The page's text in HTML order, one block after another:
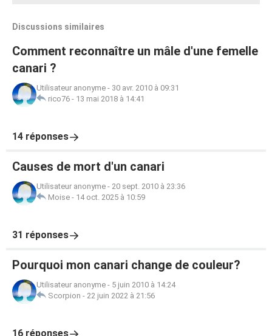
Discussions similaires
Comment reconnaître un mâle d'une femelle
canari ?
Utilisateur anonyme - 30 avr. 2010 à 09:31
rico76 - 13 mai 2018 à 14:41
14 réponses
Causes de mort d'un canari
Utilisateur anonyme - 20 sept. 2010 à 23:36
Moise - 14 oct. 2025 à 10:59
31 réponses
Pourquoi mon canari change de couleur?
Utilisateur anonyme - 5 juin 2010 à 14:24
Scorpion - 22 juin 2022 à 21:56
16 réponses